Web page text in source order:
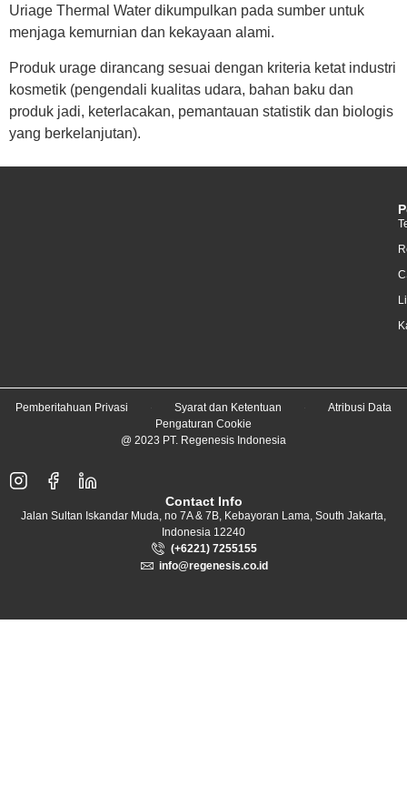
Uriage Thermal Water dikumpulkan pada sumber untuk
menjaga kemurnian dan kekayaan alami.
Produk urage dirancang sesuai dengan kriteria ketat industri
kosmetik (pengendali kualitas udara, bahan baku dan
produk jadi, keterlacakan, pemantauan statistik dan biologis
yang berkelanjutan).
Pemberitahuan Privasi Syarat dan Ketentuan
Atribusi Data
Pengaturan Cookie
@ 2023 PT. Regenesis Indonesia
Contact Info
Jalan Sultan Iskandar Muda, no 7A & 7B, Kebayoran Lama, South Jakarta,
Indonesia 12240
(+6221) 7255155
info@regenesis.co.id